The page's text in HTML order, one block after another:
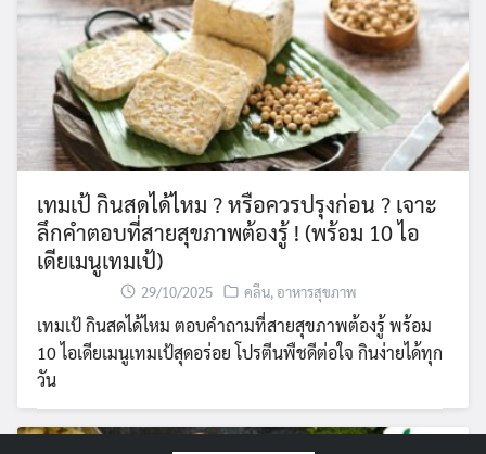
เทมเป้ กินสดได้ไหม ? หรือควรปรุงก่อน ? เจาะ
ลึกคำตอบที่สายสุขภาพต้องรู้ ! (พร้อม 10 ไอ
เดียเมนูเทมเป้)
29/10/2025 คลีน, อาหารสุขภาพ
เทมเป้ กินสดได้ไหม ตอบคำถามที่สายสุขภาพต้องรู้ พร้อม
10 ไอเดียเมนูเทมเป้สุดอร่อย โปรตีนพืชดีต่อใจ กินง่ายได้ทุก
วัน